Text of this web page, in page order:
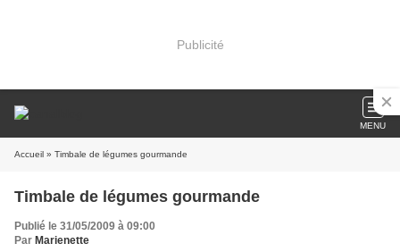
Publicité
MENU
Accueil » Timbale de légumes gourmande
Timbale de légumes gourmande
Publié le 31/05/2009 à 09:00
Par Marienette